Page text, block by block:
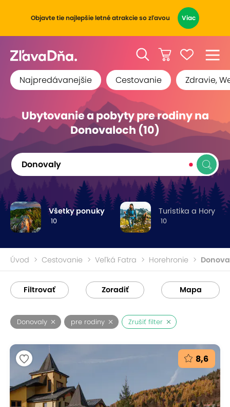
Objavte tie najlepšie letné atrakcie so zľavou Viac
Najpredávanejšie Cestovanie Zdravie,
Ubytovanie a pobyty pre rodiny na
Donovaloch (10)
Donovaly
10
Všetky ponuky
10
Turistika a Hory
Úvod Cestovanie Veľká Fatra Horehronie
Filtrovať Zoradiť Mapa
Donovaly pre rodiny Zrušiť filter
8,6